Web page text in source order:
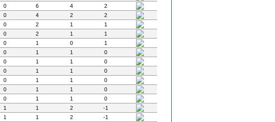
0 6 4
2
0 4 2
2
0 2 1
1
0 2 1
1
0 1 0
1
0 1 1
0
0 1 1
0
0 1 1
0
0 1 1
0
0 1 1
0
0 1 1
0
1 1 2
-1
1 1 2 -1